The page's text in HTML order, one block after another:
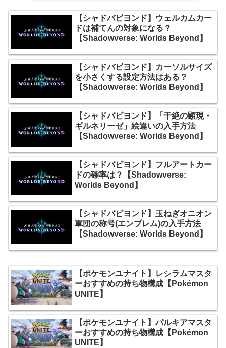
【シャドバビヨンド】ウェルカムカー
ドは補てんの対象になる？
【Shadowverse: Worlds Beyond】
【シャドバビヨンド】カーソルサイズ
を小さくする設定方法はある？
【Shadowverse: Worlds Beyond】
【シャドバビヨンド】「干絶の顕現・
ギルネリーゼ」絵違いの入手方法
【Shadowverse: Worlds Beyond】
【シャドバビヨンド】フルアートカー
ドの確率は？【Shadowverse:
Worlds Beyond】
【シャドバビヨンド】玉ねぎオニオン
軍団の称号(エンブレム)の入手方法
【Shadowverse: Worlds Beyond】
【ポケモンユナイト】レシラムマスタ
ーおすすめの持ち物構成【Pokémon
UNITE】
【ポケモンユナイト】パルキアマスタ
ーおすすめの持ち物構成【Pokémon
UNITE】